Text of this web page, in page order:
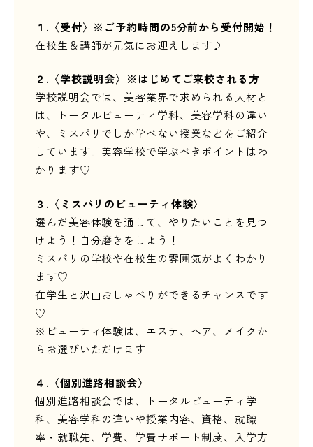
１.〈受付〉※ご予約時間の5分前から受付開始！
在校生＆講師が元気にお迎えします♪
２.〈学校説明会〉※はじめてご来校される方
学校説明会では、美容業界で求められる人材と
は、トータルビューティ学科、美容学科の違い
や、ミスパリでしか学べない授業などをご紹介
しています。美容学校で学ぶべきポイントはわ
かります♡
３.〈ミスパリのビューティ体験〉
選んだ美容体験を通して、やりたいことを見つ
けよう！自分磨きをしよう！
ミスパリの学校や在校生の雰囲気がよくわかり
ます♡
在学生と沢山おしゃべりができるチャンスです
♡
※ビューティ体験は、エステ、ヘア、メイクか
らお選びいただけます
４. 〈個別進路相談会〉
個別進路相談会では、トータルビューティ学
科、美容学科の違いや授業内容、資格、就職
率・就職先、学費、学費サポート制度、入学方